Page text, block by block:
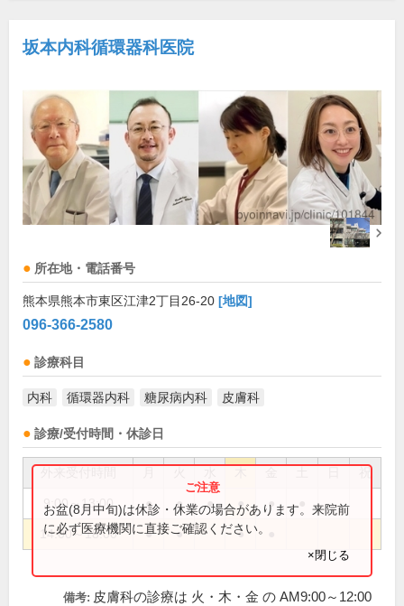
坂本内科循環器科医院
所在地・電話番号
熊本県熊本市東区江津2丁目26-20 [地図]
096-366-2580
診療科目
内科 循環器内科 糖尿病内科 皮膚科
診療/受付時間・休診日
祝
9:00～13:00 ● ● ● ● ●
14:00～18:00 ● ● ●
お盆(8月中旬)は休診・休業の場合があります。来院前
に必ず医療機関に直接ご確認ください。
×閉じる
備考: 皮膚科の診療は 火・木・金 の AM9:00～12:00